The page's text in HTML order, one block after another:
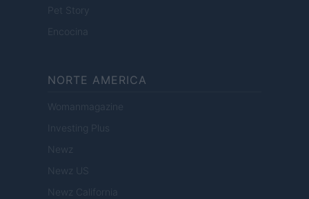
Pet Story
Encocina
NORTE AMERICA
Womanmagazine
Investing Plus
Newz
Newz US
Newz California